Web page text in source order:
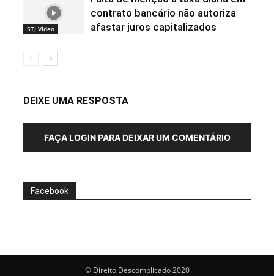
STJ Vídeo
contrato bancário não autoriza
afastar juros capitalizados
DEIXE UMA RESPOSTA
FAÇA LOGIN PARA DEIXAR UM COMENTÁRIO
Facebook
© Direito Descomplicado 2020